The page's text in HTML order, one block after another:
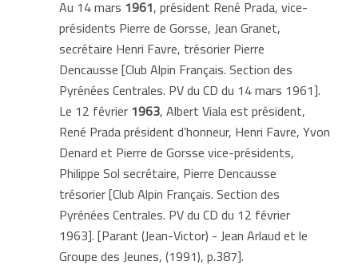
Au 14 mars 1961, président René Prada, vice-
présidents Pierre de Gorsse, Jean Granet,
secrétaire Henri Favre, trésorier Pierre
Dencausse [Club Alpin Français. Section des
Pyrénées Centrales. PV du CD du 14 mars 1961].
Le 12 février1963, Albert Viala est président,
René Prada président d’honneur, Henri Favre, Yvon
Denard et Pierre de Gorsse vice-présidents,
Philippe Sol secrétaire, Pierre Dencausse
trésorier [Club Alpin Français. Section des
Pyrénées Centrales. PV du CD du 12 février
1963]. [Parant (Jean-Victor) - Jean Arlaud et le
Groupe des Jeunes, (1991), p.387].